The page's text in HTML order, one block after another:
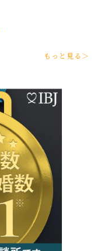
もっと見る＞